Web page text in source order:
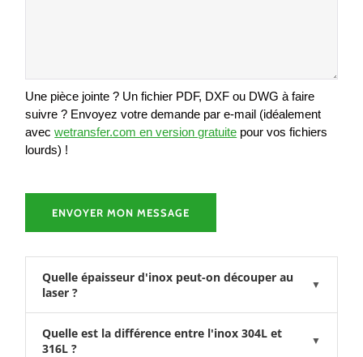
Une pièce jointe ? Un fichier PDF, DXF ou DWG à faire
suivre ? Envoyez votre demande par e-mail (idéalement
avecwetransfer.com en version gratuite pour vos fichiers
lourds) !
Quelle épaisseur d'inox peut-on découper au
laser ?
▼
Quelle est la différence entre l'inox 304L et
316L ?
▼